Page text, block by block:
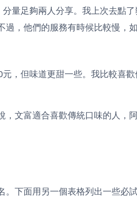
量足夠兩人分享。我上次去點
，他們的服務有時候比較慢，
，但味道更甜一些。我比較喜
，文富適合喜歡傳統口味的人，
。下面用另一個表格列出一些必試